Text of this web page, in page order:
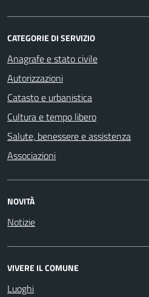
CATEGORIE DI SERVIZIO
Anagrafe e stato civile
Autorizzazioni
Catasto e urbanistica
Cultura e tempo libero
Salute, benessere e assistenza
Associazioni
NOVITÀ
Notizie
VIVERE IL COMUNE
Luoghi